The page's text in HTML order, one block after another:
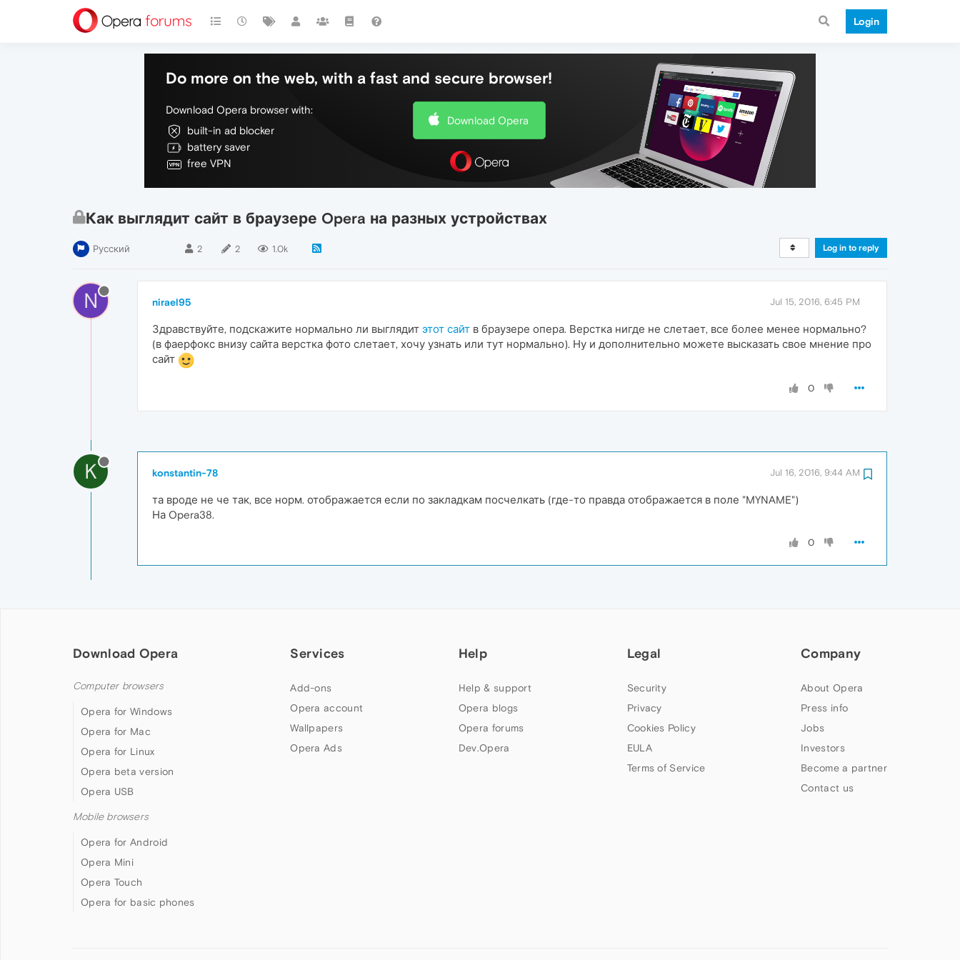
Login
Do more on the web, with a fast and secure browser!
Download Opera browser with:
built-in ad blocker
battery saver
free VPN
Download Opera
Как выглядит сайт в браузере Opera на разных устройствах
Русский 2 2 1.0k Log in to reply
N nirael95 Jul 15, 2016, 6:45 PM
Здравствуйте, подскажите нормально ли выглядит этот сайт в браузере опера. Верстка нигде не слетает, все более менее нормально?
(в фаерфокс внизу сайта верстка фото слетает, хочу узнать или тут нормально). Ну и дополнительно можете высказать свое мнение про
сайт
0
K konstantin-78 Jul 16, 2016, 9:44 AM
та вроде не че так, все норм. отображается если по закладкам посчелкать (где-то правда отображается в поле "MYNAME")
На Opera38.
0
Download Opera
Computer browsers
Opera for Windows
Opera for Mac
Opera for Linux
Opera beta version
Opera USB
Mobile browsers
Opera for Android
Opera Mini
Opera Touch
Opera for basic phones
Services
Add-ons
Opera account
Wallpapers
Opera Ads
Help
Help & support
Opera blogs
Opera forums
Dev.Opera
Legal
Security
Privacy
Cookies Policy
EULA
Terms of Service
Company
About Opera
Press info
Jobs
Investors
Become a partner
Contact us